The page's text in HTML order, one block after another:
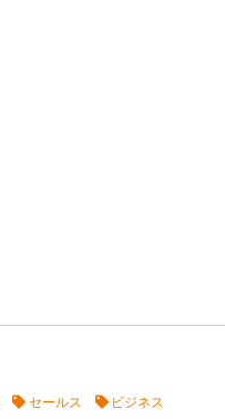
セールス ビジネス